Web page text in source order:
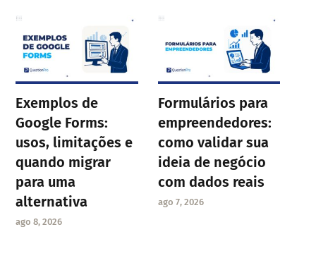
Exemplos de
Google Forms:
usos, limitações e
quando migrar
para uma
alternativa
ago 8, 2026
Formulários para
empreendedores:
como validar sua
ideia de negócio
com dados reais
ago 7, 2026